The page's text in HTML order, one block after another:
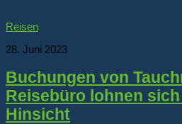
Reisen
28. Juni 2023
Buchungen von
Reisebüro lohnen
Hinsicht